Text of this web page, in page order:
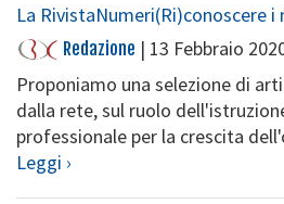
La RivistaNumeri(Ri)conoscere
Redazione | 13 Febbraio
Proponiamo una selezione di
dalla rete, sul ruolo
professionale per la crescita
Leggi ›